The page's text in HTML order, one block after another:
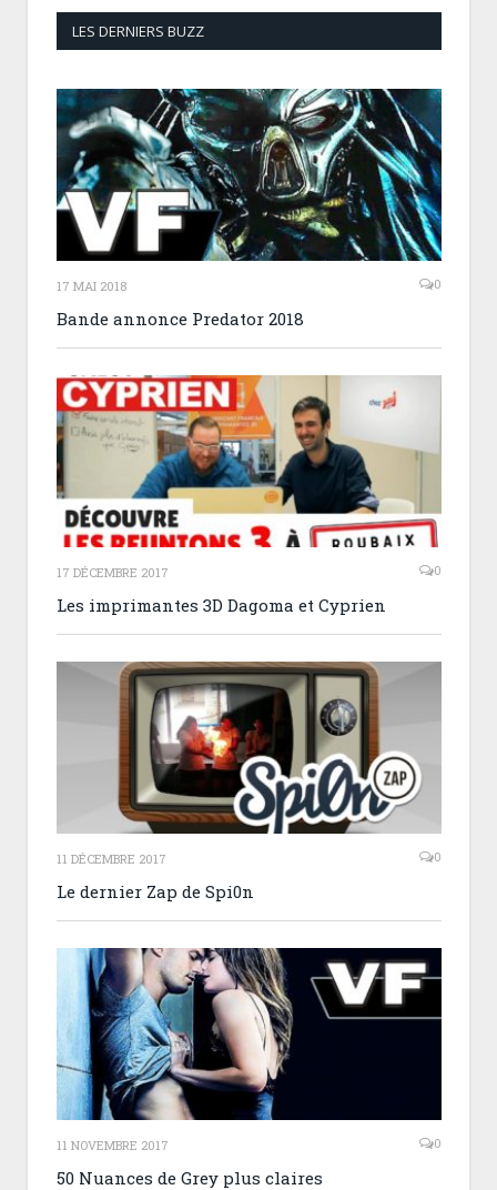
LES DERNIERS BUZZ
17 MAI 2018 0
Bande annonce Predator 2018
17 DÉCEMBRE 2017 0
Les imprimantes 3D Dagoma et Cyprien
11 DÉCEMBRE 2017 0
Le dernier Zap de Spi0n
11 NOVEMBRE 2017 0
50 Nuances de Grey plus claires